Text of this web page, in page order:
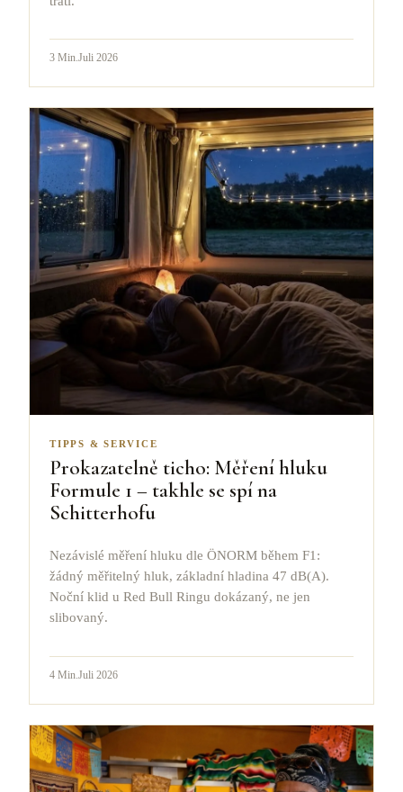
3 Min.Juli 2026
TIPPS & SERVICE
Prokazatelně ticho: Měření hluku
Formule 1 – takhle se spí na
Schitterhofu
Nezávislé měření hluku dle ÖNORM během F1:
žádný měřitelný hluk, základní hladina 47 dB(A).
Noční klid u Red Bull Ringu dokázaný, ne jen
slibovaný.
4 Min. Juli 2026